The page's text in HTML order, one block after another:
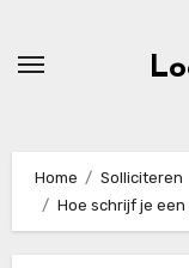
Home
Solliciteren
Hoe schrijf je